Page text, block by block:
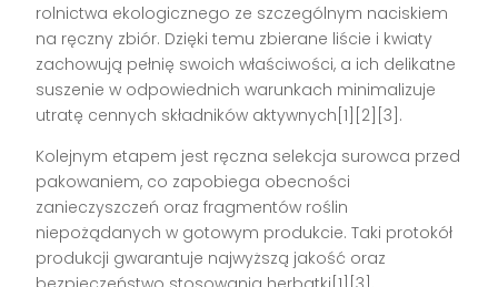
rolnictwa ekologicznego ze szczególnym naciskiem
na ręczny zbiór. Dzięki temu zbierane liście i kwiaty
zachowują pełnię swoich właściwości, a ich delikatne
suszenie w odpowiednich warunkach minimalizuje
utratę cennych składników aktywnych[1][2][3].
Kolejnym etapem jest ręczna selekcja surowca przed
pakowaniem, co zapobiega obecności
zanieczyszczeń oraz fragmentów roślin
niepożądanych w gotowym produkcie. Taki protokół
produkcji gwarantuje najwyższą jakość oraz